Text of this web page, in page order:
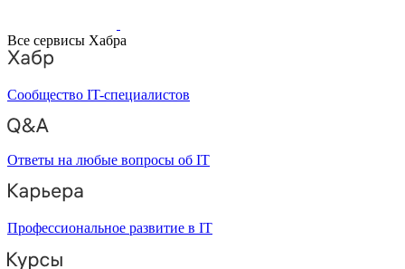
Все сервисы Хабра
Сообщество IT-специалистов
Ответы на любые вопросы об IT
Профессиональное развитие в IT